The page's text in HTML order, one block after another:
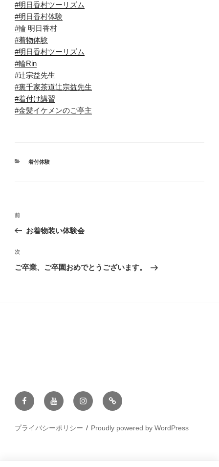
#明日香村ツーリズム
#明日香村体験
#輪 明日香村
#着物体験
#明日香村ツーリズム
#輪Rin
#辻宗益先生
#裏千家茶道辻宗益先生
#着付け講習
#金髪イケメンのご亭主
カ
着付体験
投
ビ
ゲ
前
の
稿
前
お着物装い体験会
次
の
次
ご卒業、ご卒園おめでとうございます。
FacebookYouTubeInstagram
ラ
イ
プライバシーポリシー Proudly powered by WordPress